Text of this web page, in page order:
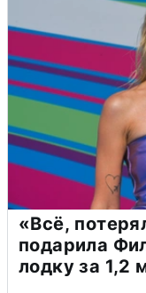
«Всё,
подарила
лодку за 1,2